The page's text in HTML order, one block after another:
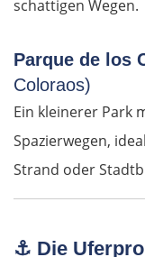
schattigen Wegen.
Parque de los
Coloraos)
Ein kleinerer Park
Spazierwegen,
Strand oder
⚓ Die
Turek
Posen
Nowy
Schwiebus
Frankfurt